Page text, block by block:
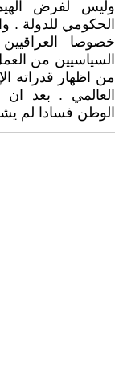
وليس لفرض
الحكومي للدولة .
خصوصا
السياسيين من
من اظهار قدراته
العالمي . بعد
الوطن فسادا لم